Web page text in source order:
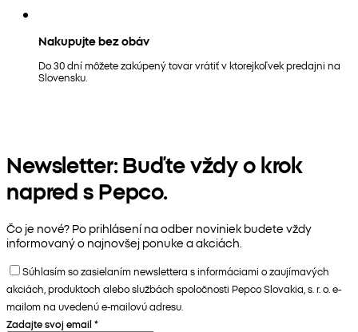
Nakupujte bez obáv
Do 30 dní môžete zakúpený tovar vrátiť v ktorejkoľvek predajni na
Slovensku.
Newsletter: Buďte vždy o krok
napred s Pepco.
Čo je nové? Po prihlásení na odber noviniek budete vždy
informovaný o najnovšej ponuke a akciách.
Súhlasím so zasielaním newslettera s informáciami o zaujímavých
akciách, produktoch alebo službách spoločnosti Pepco Slovakia, s. r. o. e-
mailom na uvedenú e-mailovú adresu.
Zadajte svoj email *